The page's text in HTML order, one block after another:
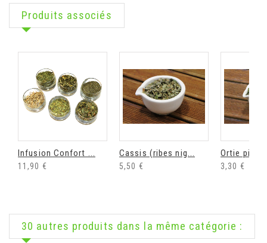
Produits associés
Infusion Confort ...
11,90 €
Cassis (ribes nig...
5,50 €
Ortie
3,30 €
30 autres produits dans la même catégorie :